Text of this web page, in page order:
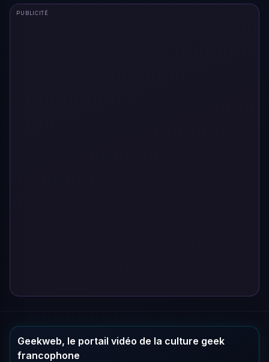
PUBLICITÉ
Geekweb, le portail vidéo de la culture geek
francophone